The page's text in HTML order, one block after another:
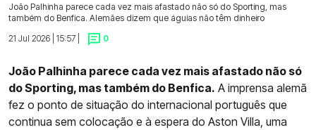
João Palhinha parece cada vez mais afastado não só do Sporting, mas
também do Benfica. Alemães dizem que águias não têm dinheiro
21 Jul 2026 | 15:57 |
0
João Palhinha parece cada vez mais afastado não só
do Sporting, mas também do Benfica. A imprensa alemã
fez o ponto de situação do internacional português que
continua sem colocação e à espera do Aston Villa, uma